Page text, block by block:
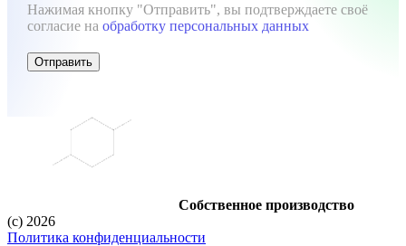
Нажимая кнопку "Отправить", вы подтверждаете своё
согласие на обработку персональных данных
Отправить
Собственное производство
(c) 2026
Политика конфиденциальности